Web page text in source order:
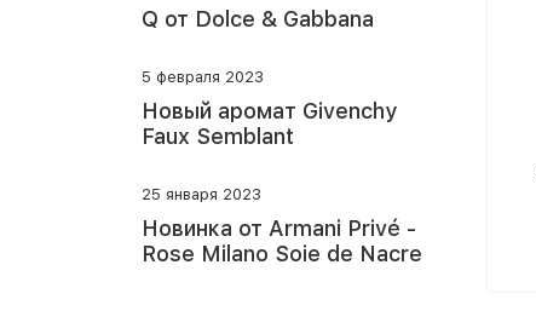
Q от Dolce & Gabbana
5 февраля 2023
Новый аромат Givenchy
Faux Semblant
25 января 2023
Новинка от Armani Privé -
Rose Milano Soie de Nacre